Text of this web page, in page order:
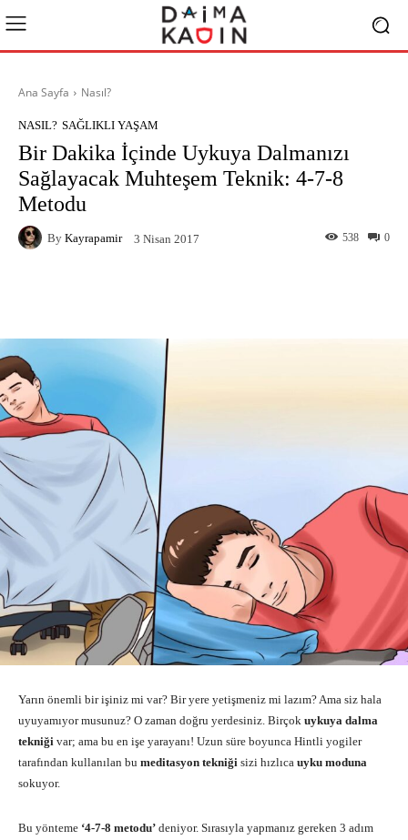
Ana Sayfa Nasıl?
NASIL? SAĞLIKLI YAŞAM
Bir Dakika İçinde Uykuya Dalmanızı
Sağlayacak Muhteşem Teknik: 4-7-8
Metodu
By Kayrapamir 3 Nisan 2017 0
538
Yarın önemli bir işiniz mi var? Bir yere yetişmeniz mi lazım? Ama siz hala
uyuyamıyor musunuz? O zaman doğru yerdesiniz. Birçok uykuya dalma
tekniği var; ama bu en işe yarayanı! Uzun süre boyunca Hintli yogiler
tarafından kullanılan bu meditasyon tekniği sizi hızlıca uyku moduna
sokuyor.
Bu yönteme ‘4-7-8 metodu’ deniyor. Sırasıyla yapmanız gereken 3 adım